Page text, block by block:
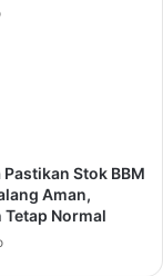
Stok BBM
Aman,
Tetap Normal